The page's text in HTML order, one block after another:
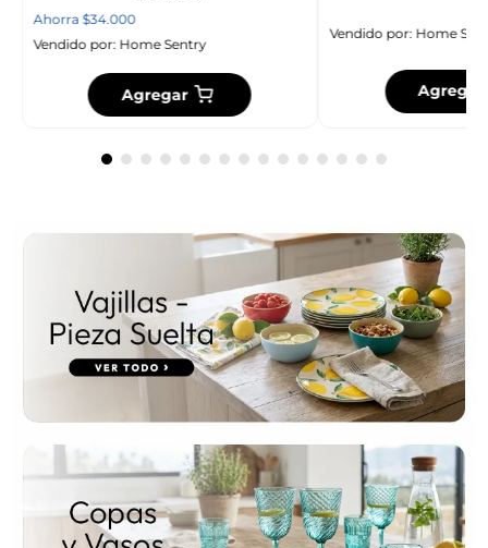
Ahorra $34.000
Vendido por: Home Sentry
Agregar
Vendido por:Home
Agregar